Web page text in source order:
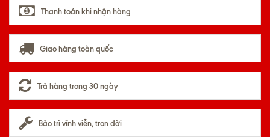
Thanh toán khi nhận hàng
Giao hàng toàn quốc
Trả hàng trong 30 ngày
Bảo trì vĩnh viễn, trọn đời